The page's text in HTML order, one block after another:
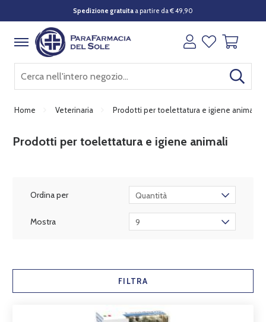
Spedizione gratuitaa partire da € 49,90
Home Veterinaria Prodotti per toelettatura e igiene animali
Prodotti per toelettatura e igiene animali
Ordina per Quantità
Mostra 9
FILTRA